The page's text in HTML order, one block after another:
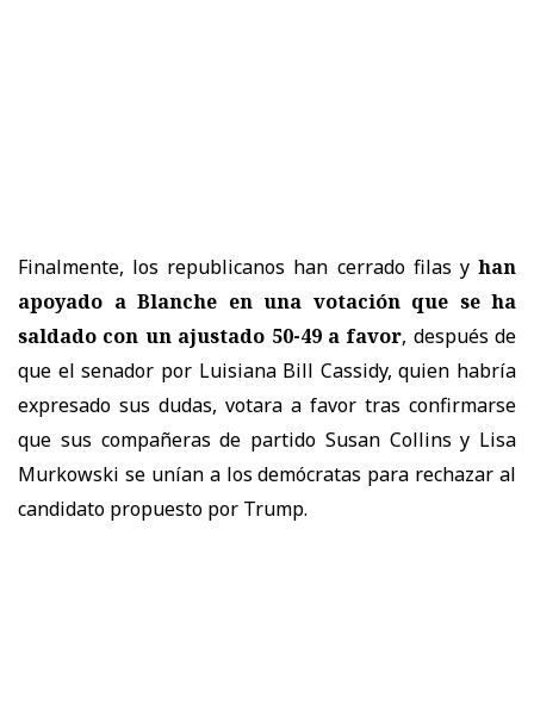
Finalmente, los republicanos han cerrado filas y han
apoyado a Blanche en una votación que se ha
saldado con un ajustado 50-49 a favor, después de
que el senador por Luisiana Bill Cassidy, quien habría
expresado sus dudas, votara a favor tras confirmarse
que sus compañeras de partido Susan Collins y Lisa
Murkowski se unían a los demócratas para rechazar al
candidato propuesto por Trump.